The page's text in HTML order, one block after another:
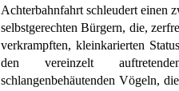
Achterbahnfahrt schleudert einen
selbstgerechten Bürgern, die,
verkrampften, kleinkarierten
den vereinzelt
schlangenbehäutenden Vögeln,